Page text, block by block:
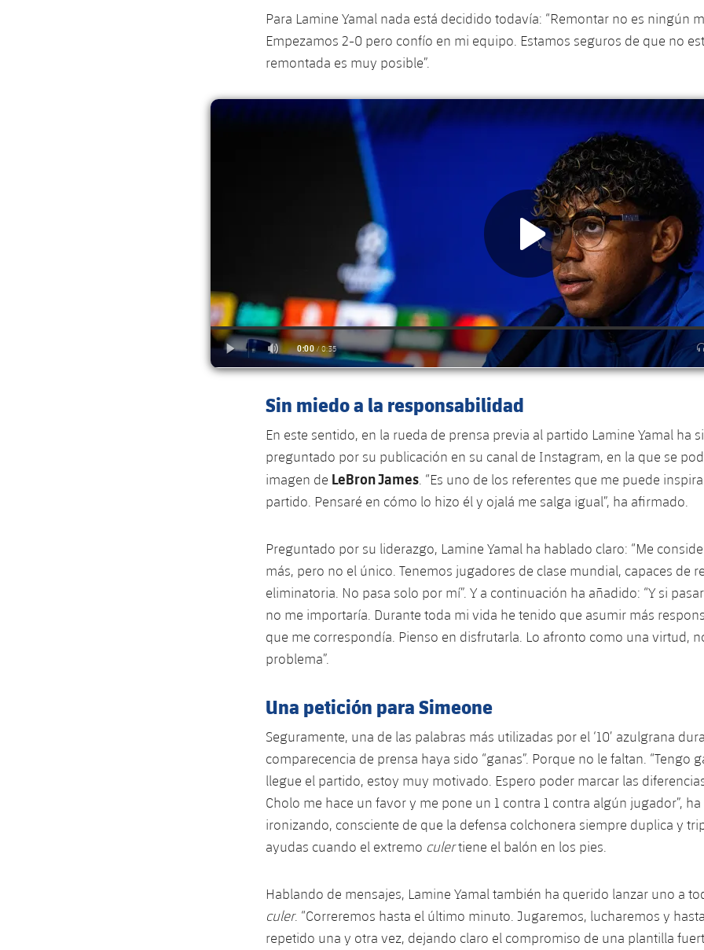
Para Lamine Yamal nada está decidido todavía: “Remontar no es ningún
Empezamos 2-0 pero confío en mi equipo. Estamos seguros de que no
remontada es muy posible”.
Sin miedo a la responsabilidad
En este sentido, en la rueda de prensa previa al partido Lamine Yamal ha
preguntado por su publicación en su canal de Instagram, en la que se
imagen de LeBron James . “Es uno de los referentes que me puede
partido. Pensaré en cómo lo hizo él y ojalá me salga igual”, ha afirmado.
Preguntado por su liderazgo, Lamine Yamal ha hablado claro: “Me
más, pero no el único. Tenemos jugadores de clase mundial, capaces de
eliminatoria. No pasa solo por mí”. Y a continuación ha añadido: “Y si
no me importaría. Durante toda mi vida he tenido que asumir más
que me correspondía. Pienso en disfrutarla. Lo afronto como una virtud,
problema”.
Una petición para Simeone
Seguramente, una de las palabras más utilizadas por el ‘10’ azulgrana
comparecencia de prensa haya sido “ganas”. Porque no le faltan. “Tengo
llegue el partido, estoy muy motivado. Espero poder marcar las
Cholo me hace un favor y me pone un 1 contra 1 contra algún jugador”,
ironizando, consciente de que la defensa colchonera siempre duplica y
ayudas cuando el extremo culertiene el balón en los pies.
Hablando de mensajes, Lamine Yamal también ha querido lanzar uno a
culer. “Correremos hasta el último minuto. Jugaremos, lucharemos y
repetido una y otra vez, dejando claro el compromiso de una plantilla